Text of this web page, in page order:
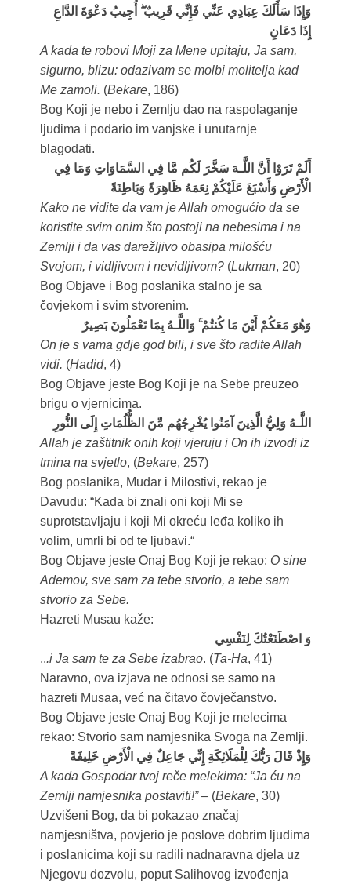
وَإِذَا سَأَلَكَ عِبَادِي عَنِّي فَإِنِّي قَرِيبٌ ۖ أُجِيبُ دَعْوَةَ الدَّاعِ
إِذَا دَعَانِ
A kada te robovi Moji za Mene upitaju, Ja sam,
sigurno, blizu: odazivam se molbi molitelja kad
Me zamoli. (Bekare, 186)
Bog Koji je nebo i Zemlju dao na raspolaganje
ljudima i podario im vanjske i unutarnje
blagodati.
أَلَمْ تَرَوْا أَنَّ اللَّـهَ سَخَّرَ لَكُم مَّا فِي السَّمَاوَاتِ وَمَا فِي
الْأَرْضِ وَأَسْبَغَ عَلَيْكُمْ نِعَمَهُ ظَاهِرَةً وَبَاطِنَةً
Kako ne vidite da vam je Allah omogućio da se
koristite svim onim što postoji na nebesima i na
Zemlji i da vas darežljivo obasipa milošću
Svojom, i vidljivom i nevidljivom?(Lukman, 20)
Bog Objave i Bog poslanika stalno je sa
čovjekom i svim stvorenim.
وَهُوَ مَعَكُمْ أَيْنَ مَا كُنتُمْ ۚ وَاللَّـهُ بِمَا تَعْمَلُونَ بَصِيرٌ
On je s vama gdje god bili, i sve što radite Allah
vidi. (Hadid, 4)
Bog Objave jeste Bog Koji je na Sebe preuzeo
brigu o vjernicima.
اللَّـهُ وَلِيُّ الَّذِينَ آمَنُوا يُخْرِجُهُم مِّنَ الظُّلُمَاتِ إِلَى النُّورِ
Allah je zaštitnik onih koji vjeruju i On ih izvodi iz
tmina na svjetlo, (Bekare, 257)
Bog poslanika, Mudar i Milostivi, rekao je
Davudu: “Kada bi znali oni koji Mi se
suprotstavljaju i koji Mi okreću leđa koliko ih
volim, umrli bi od te ljubavi.“
Bog Objave jeste Onaj Bog Koji je rekao: O sine
Ademov, sve sam za tebe stvorio, a tebe sam
stvorio za Sebe.
Hazreti Musau kaže:
وَ اصْطَنَعْتُكَ لِنَفْسِي
...i Ja sam te za Sebe izabrao. (Ta-Ha, 41)
Naravno, ova izjava ne odnosi se samo na
hazreti Musaa, već na čitavo čovječanstvo.
Bog Objave jeste Onaj Bog Koji je melecima
rekao: Stvorio sam namjesnika Svoga na Zemlji.
وَإِذْ قَالَ رَبُّكَ لِلْمَلَائِكَةِ إِنِّي جَاعِلٌ فِي الْأَرْضِ خَلِيفَةً
A kada Gospodar tvoj reče melekima: “Ja ću na
Zemlji namjesnika postaviti!”– (Bekare, 30)
Uzvišeni Bog, da bi pokazao značaj
namjesništva, povjerio je poslove dobrim ljudima
i poslanicima koji su radili nadnaravna djela uz
Njegovu dozvolu, poput Salihovog izvođenja